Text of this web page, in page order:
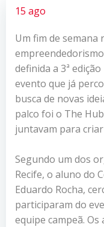
15 ago
Um fim de semana
definida a 3ª
evento que já
busca de novas
palco foi o The
juntavam para
Segundo um dos
Recife, o aluno do
Eduardo Rocha,
participaram do
equipe campeã.